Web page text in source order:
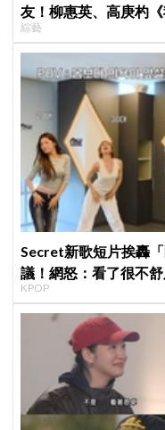
友！柳惠英、高庚杓
告公開，暖心互動掀回
綜藝
Secret新歌短片挨轟
議！網怒：看了很不
KPOP